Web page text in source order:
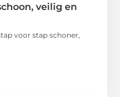
veilig en
voor stap schoner,